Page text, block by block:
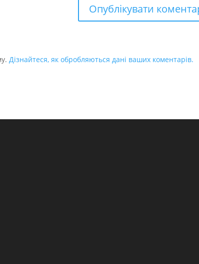
Дізнайтеся, як обробляються дані ваших коментарів.